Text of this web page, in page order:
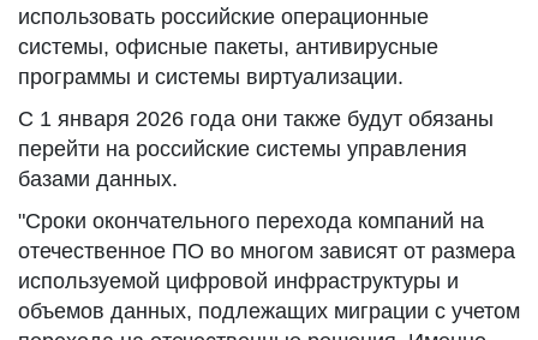
использовать российские операционные
системы, офисные пакеты, антивирусные
программы и системы виртуализации.
С 1 января 2026 года они также будут обязаны
перейти на российские системы управления
базами данных.
"Сроки окончательного перехода компаний на
отечественное ПО во многом зависят от размера
используемой цифровой инфраструктуры и
объемов данных, подлежащих миграции с учетом